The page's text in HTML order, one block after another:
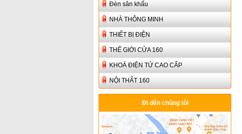
Đèn sân khấu
NHÀ THÔNG MINH
THIẾT BỊ ĐIỆN
THẾ GIỚI CỬA 160
KHOÁ ĐIỆN TỬ CAO CẤP
NỘI THẤT 160
Đi đến chúng tôi